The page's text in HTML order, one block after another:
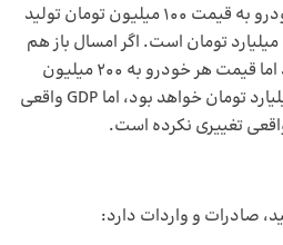
برای اگر در سال گذشته ۱۰۰ خودرو به قیمت ۱۰۰ میلیون تومان تولید
شده باشد، GDP اسمی برابر ۱۰ میلیارد تومان است. اگر امسال باز هم
همان تعداد خودرو تولید شود اما قیمت هر خودرو به ۲۰۰ میلیون
تومان برسد، GDP اسمی ۲۰ میلیارد تومان خواهد بود، اما GDP واقعی
تغییری نکرده است.
صادرات و واردات دارد: